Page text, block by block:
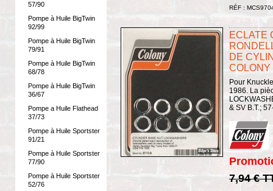
57/90
Pompe à Huile BigTwin
92/99
Pompe à Huile BigTwin
79/91
Pompe à Huile BigTwin
68/78
Pompe à Huile BigTwin
36/67
Pompe a Huile Flathead
37/73
Pompe à Huile Sportster
91/21
Pompe à Huile Sportster
77/90
Pompe à Huile Sportster
52/76
RÉF :
ECLATE
DE
COLONY
Pour
1986. La
& SV B.T.;
7,94 €